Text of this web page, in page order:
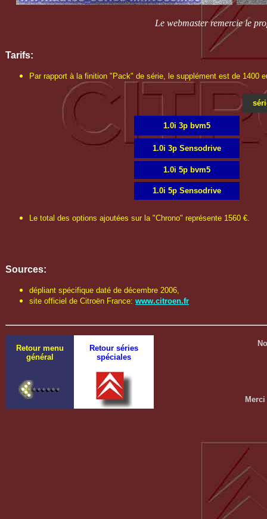
Le webmaster remercie le
Tarifs:
Par rapport à la finition "Pack" de série, le supplément est de 1400
1.0i 3p bvm5
1.0i 3p Sensodrive
1.0i 5p bvm5
1.0i 5p Sensodrive
Le total des options ajoutées sur la "Chrono" représente 1560 €.
Sources:
dépliant spécifique daté de décembre 2006,
site officiel de Citroën France: www.citroen.fr
Retour menu
général
Retour séries
spéciales